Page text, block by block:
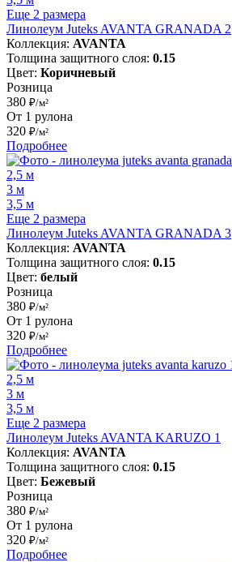
Еще 2 размера
Линолеум Juteks AVANTA GRANADA 2
Коллекция: AVANTA
Толщина защитного слоя: 0.15
Цвет: Коричневый
Розница
380 ₽/м²
От 1 рулона
320 ₽/м²
Подробнее
2,5 м
3 м
3,5 м
Еще 2 размера
Линолеум Juteks AVANTA GRANADA 3
Коллекция: AVANTA
Толщина защитного слоя: 0.15
Цвет: белый
Розница
380 ₽/м²
От 1 рулона
320 ₽/м²
Подробнее
2,5 м
3 м
3,5 м
Еще 2 размера
Линолеум Juteks AVANTA KARUZO 1
Коллекция: AVANTA
Толщина защитного слоя: 0.15
Цвет: Бежевый
Розница
380 ₽/м²
От 1 рулона
320 ₽/м²
Подробнее